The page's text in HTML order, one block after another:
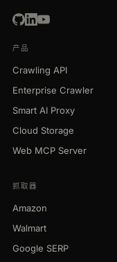
产品
Crawling API
Enterprise Crawler
Smart AI Proxy
Cloud Storage
Web MCP Server
抓取器
Amazon
Walmart
Google SERP